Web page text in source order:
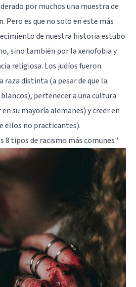
por muchos una muestra de
Pero es que no solo en este más
de nuestra historia estubo
sino también por la xenofobia y
religiosa. Los judíos fueron
raza distinta (a pesar de que la
pertenecer a una cultura
su mayoría alemanes) y creer en
ellos no practicantes).
8 tipos de racismo más comunes"